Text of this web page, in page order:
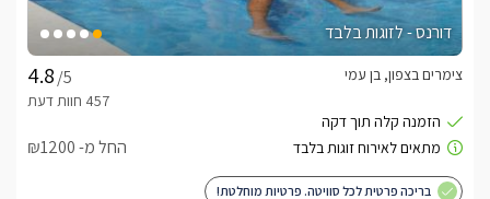
דורנס - לזוגות בלבד
/5
צימרים בצפון, בן עמי
החל מ- ₪1200
בריכה פרטית לכל סוויטה. פרטיות מוחלטת!